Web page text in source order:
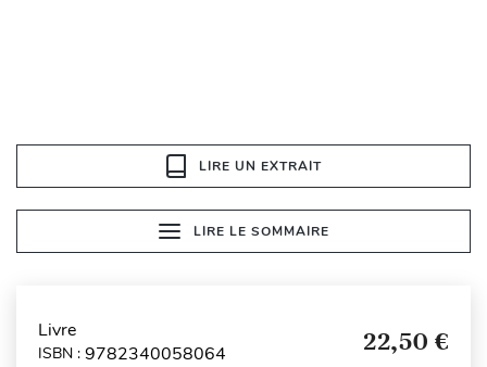
LIRE UN EXTRAIT
LIRE LE SOMMAIRE
Livre
ISBN : 9782340058064 22,50 €